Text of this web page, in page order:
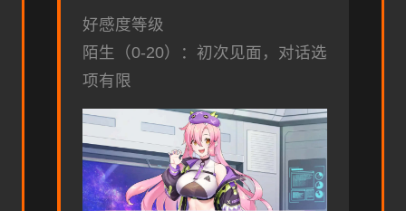
好感度等级
陌生（0-20）：初次见面，对话选
项有限